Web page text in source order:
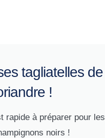
tagliatelles de
!
rapide à préparer pour les
noirs !